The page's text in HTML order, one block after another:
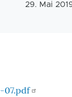
29. Mai
07.pdf